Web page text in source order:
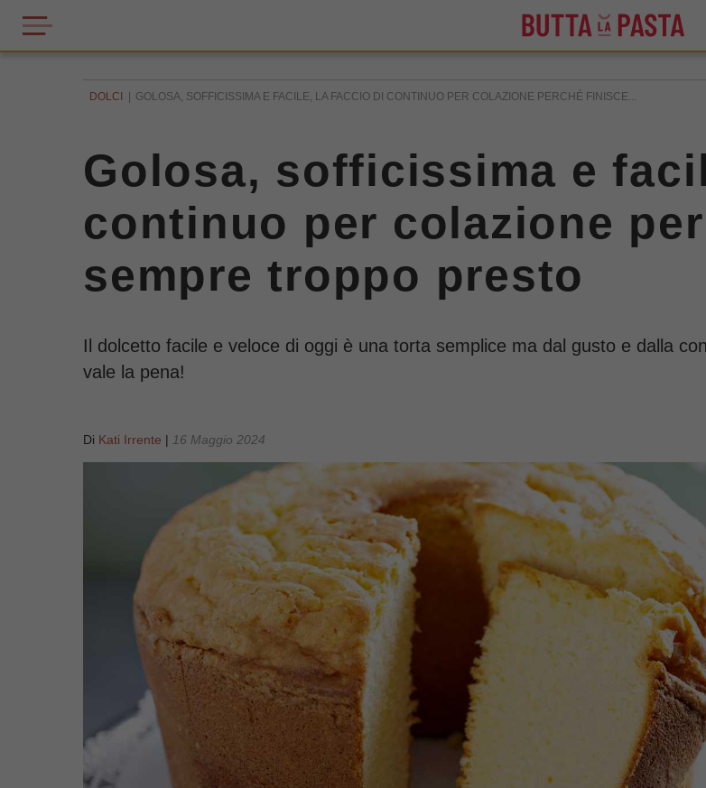
DOLCI GOLOSA, SOFFICISSIMA E FACILE, LA FACCIO DI CONTINUO PER COLAZIONE PERCHÉ FINISCE...
Golosa, sofficissima e
continuo per colazione
sempre troppo presto
Il dolcetto facile e veloce di oggi è una torta semplice ma dal gusto e dalla
vale la pena!
Di Kati Irrente | 16 Maggio 2024